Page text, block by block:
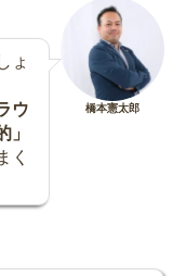
ょ
ウ
」
く
橋本憲太郎